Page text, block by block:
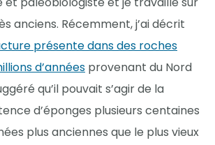
anciens. Récemment, j’ai décrit
présente dans des roches
d’années provenant du Nord
qu’il pouvait s’agir de la
d’éponges plusieurs centaines
plus anciennes que le plus vieux